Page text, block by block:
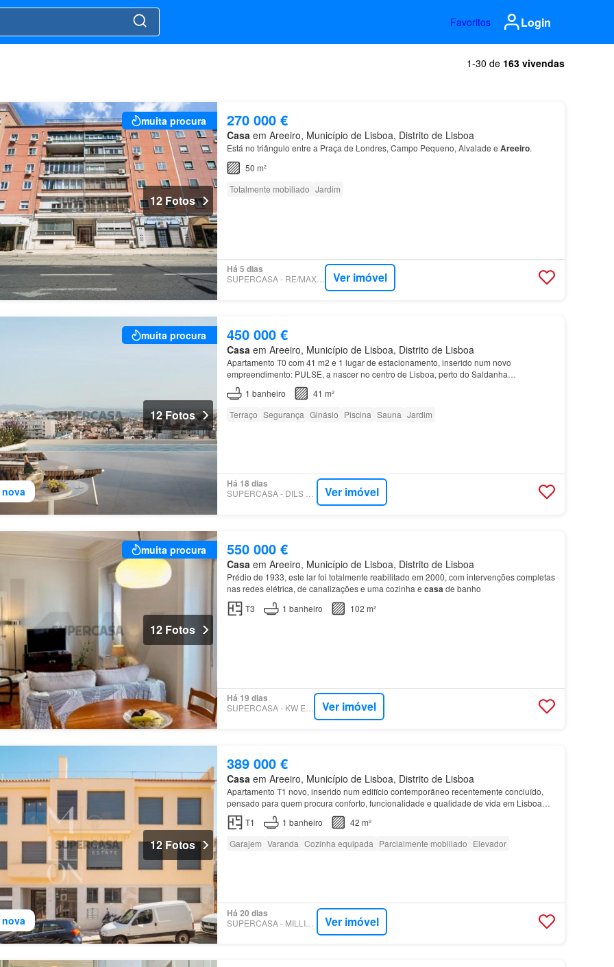
Favoritos Login
1-30 de 163 vivendas
muita procura
12 Fotos
270 000 €
Casaem Areeiro, Município de Lisboa, Distrito de Lisboa
Está no triângulo entre a Praça de Londres, Campo Pequeno, Alvalade e Areeiro.
50 m²
Totalmente mobiliado Jardim
Há 5 dias
SUPERCASA - RE/MAX NEW CYCLE Ver imóvel
muita procura
12 Fotos
450 000 €
Casa em Areeiro, Município de Lisboa, Distrito de Lisboa
Apartamento T0 com 41 m2 e 1 lugar de estacionamento, inserido num novo
empreendimento: PULSE, a nascer no centro de Lisboa, perto do Saldanha…
1 banheiro
41 m²
Terraço Segurança Ginásio Piscina Sauna Jardim
Há 18 dias
SUPERCASA - DILS PORTUGAL Ver imóvel
muita procura
12 Fotos
550 000 €
Casa em Areeiro, Município de Lisboa, Distrito de Lisboa
Prédio de 1933, este lar foi totalmente reabilitado em 2000, com intervenções completas
nas redes elétrica, de canalizações e uma cozinha e casade banho
T3
1 banheiro 102 m²
Há 19 dias
SUPERCASA - KW EXCLUSIVE Ver imóvel
nova
12 Fotos
389 000 €
Casa em Areeiro, Município de Lisboa, Distrito de Lisboa
Apartamento T1 novo, inserido num edifício contemporâneo recentemente concluído,
pensado para quem procura conforto, funcionalidade e qualidade de vida em Lisboa…
T1
1 banheiro
42 m²
Garajem Varanda Cozinha equipada Parcialmente mobiliado Elevador
Há 20 dias
SUPERCASA - MILLION GROUP Ver imóvel